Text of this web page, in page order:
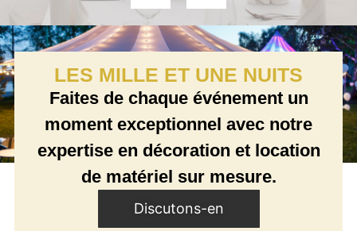
LES MILLE ET UNE NUITS
Faites de chaque événement un
moment exceptionnel avec notre
expertise en décoration et location
de matériel sur mesure.
Discutons-en